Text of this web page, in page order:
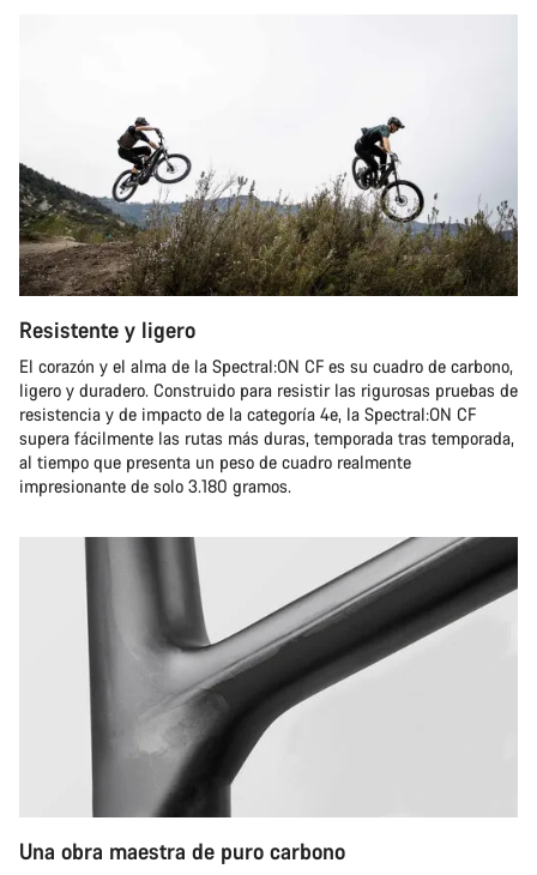
Resistente y ligero
El corazón y el alma de la Spectral:ON CF es su cuadro de carbono,
ligero y duradero. Construido para resistir las rigurosas pruebas de
resistencia y de impacto de la categoría 4e, la Spectral:ON CF
supera fácilmente las rutas más duras, temporada tras temporada,
al tiempo que presenta un peso de cuadro realmente
impresionante de solo 3.180 gramos.
Una obra maestra de puro carbono